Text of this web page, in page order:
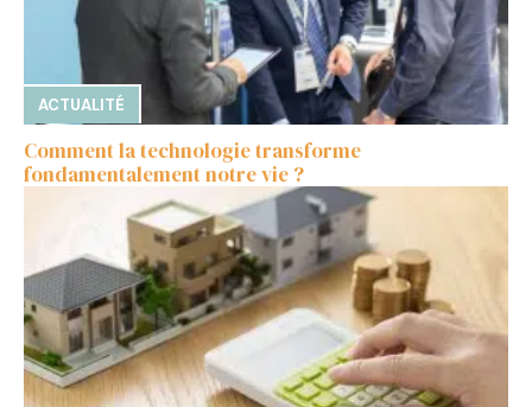
ACTUALITÉ
Comment la technologie transforme
fondamentalement notre vie ?